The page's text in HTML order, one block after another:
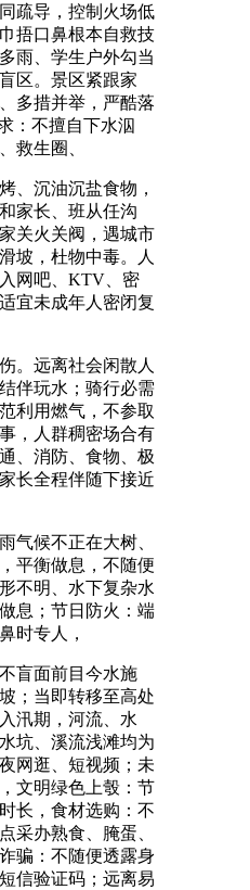
疏导，控制火场低
捂口鼻根本自救技
雨、学生户外勾当
区。景区紧跟家
多措并举，严酷落
：不擅自下水泅
救生圈、
沉油沉盐食物，
家长、班从任沟
关火关阀，遇城市
坡，杜物中毒。人
网吧、KTV、密
宜未成年人密闭复
远离社会闲散人
伴玩水；骑行必需
利用燃气，不参取
，人群稠密场合有
、消防、食物、极
长全程伴随下接近
候不正在大树、
平衡做息，不随便
不明、水下复杂水
息；节日防火：端
时专人，
面前目今水施
；当即转移至高处
汛期，河流、水
坑、溪流浅滩均为
网逛、短视频；未
文明绿色上彀：节
长，食材选购：不
采办熟食、腌蛋、
骗：不随便透露身
信验证码；远离易